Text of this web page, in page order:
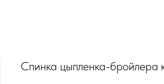
Спинка цыпленка-бройлера